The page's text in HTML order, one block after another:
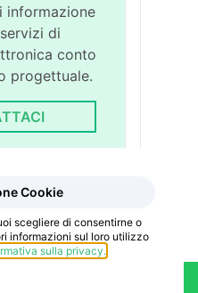
informazione
di
conto
progettuale.
Cookie
scegliere di consentirne o
informazioni sul loro utilizzo
sulla privacy.